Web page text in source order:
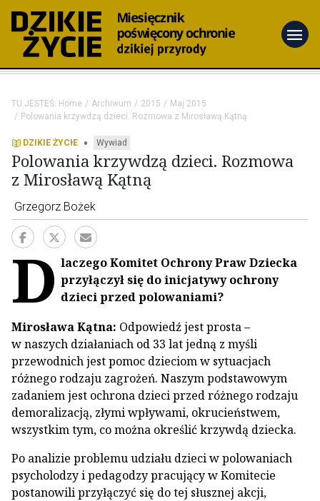
menu
TU JESTEŚ: Home Archiwum 2015
Maj 2015
Polowania krzywdzą dzieci. Rozmowa z Mirosławą Kątną
DZIKIE ŻYCIE • Wywiad
Polowania krzywdzą dzieci. Rozmowa
z Mirosławą Kątną
Grzegorz Bożek
D laczego Komitet Ochrony Praw Dziecka
przyłączył się do inicjatywy ochrony
dzieci przed polowaniami?
Mirosława Kątna: Odpowiedź jest prosta –
w naszych działaniach od 33 lat jedną z myśli
przewodnich jest pomoc dzieciom w sytuacjach
różnego rodzaju zagrożeń. Naszym podstawowym
zadaniem jest ochrona dzieci przed różnego rodzaju
demoralizacją, złymi wpływami, okrucieństwem,
wszystkim tym, co można określić krzywdą dziecka.
Po analizie problemu udziału dzieci w polowaniach
psycholodzy i pedagodzy pracujący w Komitecie
postanowili przyłączyć się do tej słusznej akcji,